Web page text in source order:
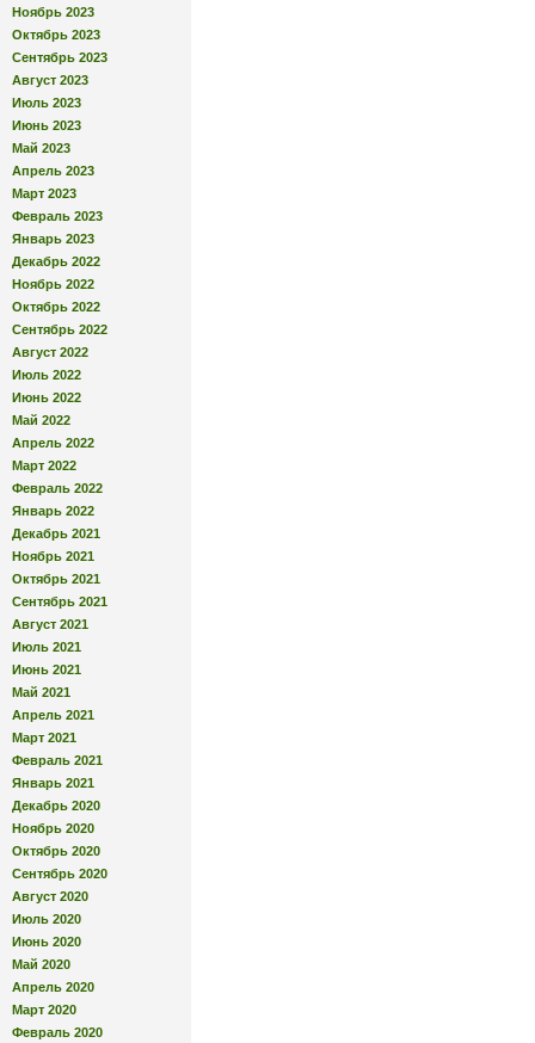
Ноябрь 2023
Октябрь 2023
Сентябрь 2023
Август 2023
Июль 2023
Июнь 2023
Май 2023
Апрель 2023
Март 2023
Февраль 2023
Январь 2023
Декабрь 2022
Ноябрь 2022
Октябрь 2022
Сентябрь 2022
Август 2022
Июль 2022
Июнь 2022
Май 2022
Апрель 2022
Март 2022
Февраль 2022
Январь 2022
Декабрь 2021
Ноябрь 2021
Октябрь 2021
Сентябрь 2021
Август 2021
Июль 2021
Июнь 2021
Май 2021
Апрель 2021
Март 2021
Февраль 2021
Январь 2021
Декабрь 2020
Ноябрь 2020
Октябрь 2020
Сентябрь 2020
Август 2020
Июль 2020
Июнь 2020
Май 2020
Апрель 2020
Март 2020
Февраль 2020